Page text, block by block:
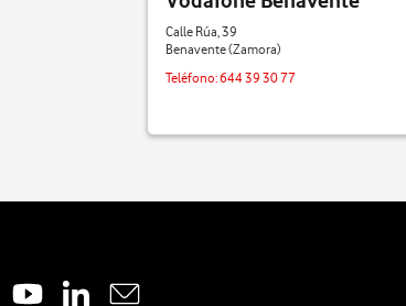
Calle Rúa, 39
Benavente (Zamora)
Teléfono:644 39 30 77
sociales de Vodafone